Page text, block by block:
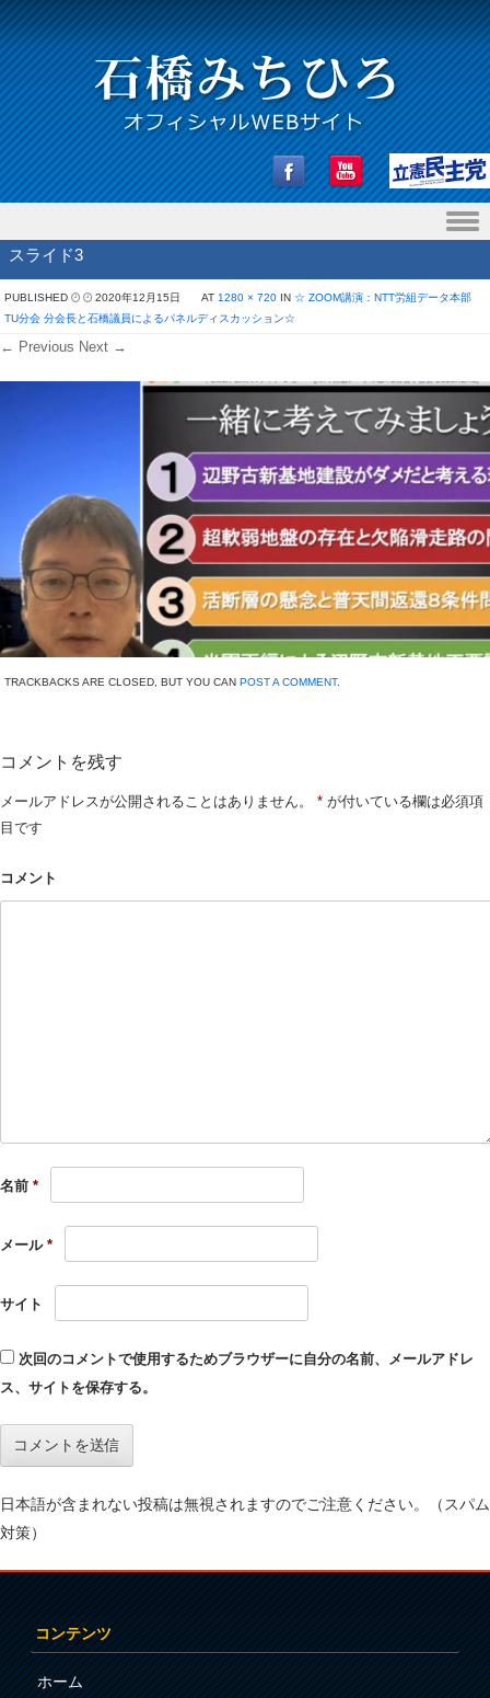
Skip to content
スライド3
PUBLISHED 2020年12月15日 AT 1280 × 720 IN ☆ ZOOM講演：NTT労組データ本部
TU分会 分会長と石橋議員によるパネルディスカッション☆
← Previous Next →
TRACKBACKS ARE CLOSED, BUT YOU CAN POST A COMMENT.
コメントを残す
メールアドレスが公開されることはありません。 * が付いている欄は必須項
目です
コメント
名前 *
メール *
サイト
次回のコメントで使用するためブラウザーに自分の名前、メールアドレ
ス、サイトを保存する。
日本語が含まれない投稿は無視されますのでご注意ください。（スパム
対策）
コンテンツ
ホーム